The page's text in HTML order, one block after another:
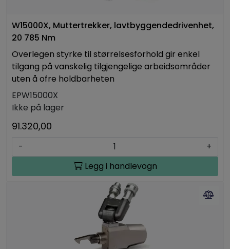
W15000X, Muttertrekker, lavtbyggendedrivenhet,
20 785 Nm
Overlegen styrke til størrelsesforhold gir enkel
tilgang på vanskelig tilgjengelige arbeidsområder
uten å ofre holdbarheten
EPW15000X
Ikke på lager
91.320,00
-
+
Legg i handlevogn